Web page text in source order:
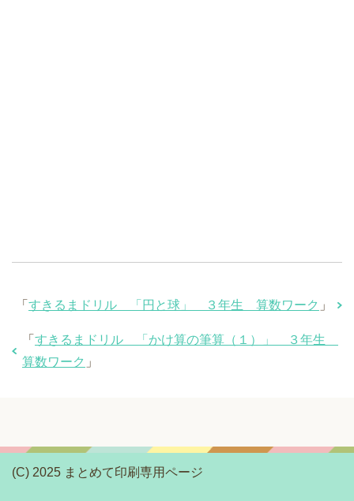
「 すきるまドリル 「円と球」 ３年生 算数ワーク 」
「 すきるまドリル 「かけ算の筆算（１）」 ３年生
算数ワーク 」
(C) 2025 まとめて印刷専用ページ